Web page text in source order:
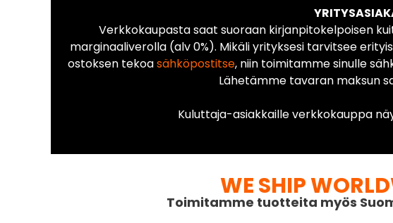
Verkkokaupasta saat suoraan kirjanpitokelpoisen
marginaaliverolla (alv 0%). Mikäli yrityksesi tarvitsee
ostoksen tekoasähköpostitse, niin toimitamme sinulle
Lähetämme tavaran maksun
Kuluttaja-asiakkaille verkkokauppa
WE SHIP
Toimitamme tuotteita myös